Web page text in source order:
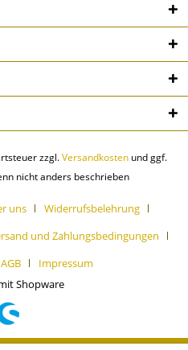
zzgl.Versandkosten und ggf.
nicht anders beschrieben
uns
Widerrufsbelehrung
und Zahlungsbedingungen
AGB
Impressum
Shopware